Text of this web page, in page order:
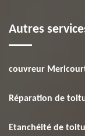
Autres
couvreur
Réparation de
Etanchéité de